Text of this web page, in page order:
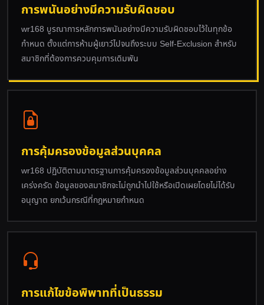
การพนันอย่างมีความรับผิดชอบ
wr168 บูรณาการหลักการพนันอย่างมีความรับผิดชอบไว้ในทุกข้อ
กำหนด ตั้งแต่การห้ามผู้เยาว์ไปจนถึงระบบ Self-Exclusion สำหรับ
สมาชิกที่ต้องการควบคุมการเดิมพัน
การคุ้มครองข้อมูลส่วนบุคคล
wr168 ปฏิบัติตามมาตรฐานการคุ้มครองข้อมูลส่วนบุคคลอย่าง
เคร่งครัด ข้อมูลของสมาชิกจะไม่ถูกนำไปใช้หรือเปิดเผยโดยไม่ได้รับ
อนุญาต ยกเว้นกรณีที่กฎหมายกำหนด
การแก้ไขข้อพิพาทที่เป็นธรรม